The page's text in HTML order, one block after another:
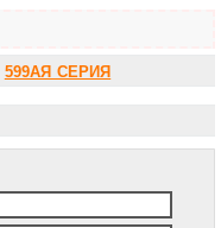
599АЯ СЕРИЯ